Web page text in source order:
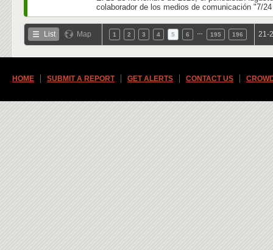
colaborador de los medios de comunicación "7/
List Map 1 2 3 4 5 6 195 196 21-
HOME SUBMIT A REPORT GET ALERTS CONTACT US